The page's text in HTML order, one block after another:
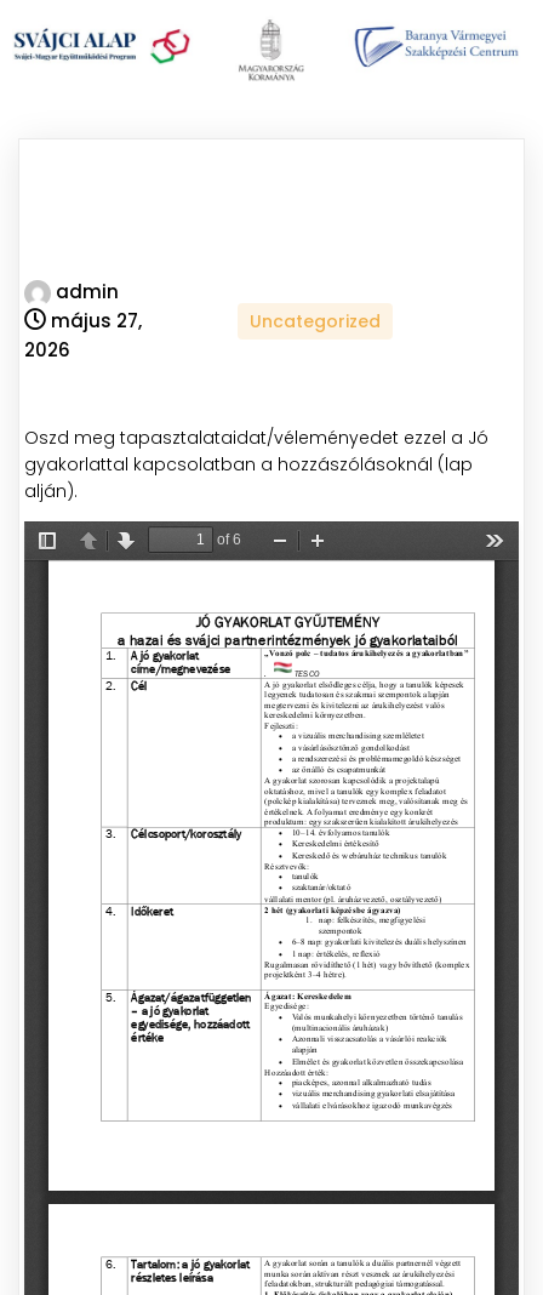
admin
május 27,
2026
Uncategorized
Oszd meg tapasztalataidat/véleményedet ezzel a Jó
gyakorlattal kapcsolatban a hozzászólásoknál (lap
alján).